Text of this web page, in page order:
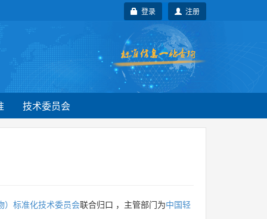
注册
登录
技术委员会
）标准化技术委员会联合归口 ，主管部门为中国轻